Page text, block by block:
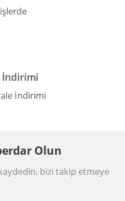
İndirimi
İndirimi
Olun
bizi takip etmeye